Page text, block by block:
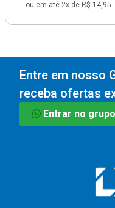
ou em até 2x de R$ 14,95
Entre em nosso
receba ofertas
Entrar no grupo